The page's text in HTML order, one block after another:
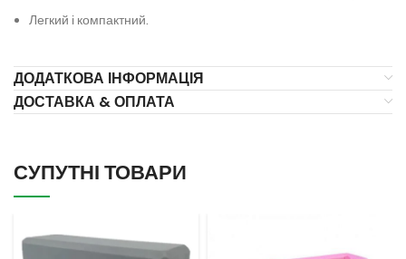
Легкий і компактний.
ДОДАТКОВА ІНФОРМАЦІЯ
ДОСТАВКА & ОПЛАТА
СУПУТНІ ТОВАРИ